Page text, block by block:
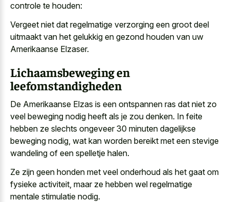
controle te houden:
Vergeet niet dat regelmatige verzorging een groot deel
uitmaakt van het gelukkig en gezond houden van uw
Amerikaanse Elzaser.
Lichaamsbeweging en
leefomstandigheden
De Amerikaanse Elzas is een ontspannen ras dat niet zo
veel beweging nodig heeft als je zou denken. In feite
hebben ze slechts ongeveer 30 minuten dagelijkse
beweging nodig, wat kan worden bereikt met een stevige
wandeling of een spelletje halen.
Ze zijn geen honden met veel onderhoud als het gaat om
fysieke activiteit, maar ze hebben wel regelmatige
mentale stimulatie nodig.